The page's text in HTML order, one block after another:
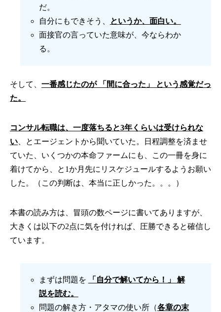
だ。
自分にもできそう、
というか、面白い。
面接官の言っていた意味が、今ならわか
る。
そして、 一番感じたのが 「間に合った」 という感覚だっ
た。
コンサル転職は、一度落ちると3年くらいは受けられな
い 、とエージェントから聞いていた。日程調整を済ませ
ていた、いくつかの本命ファームにも、この一冊を身に
着けてから、と1か月先にリスケジュールするようお願い
した。（この判断は、本当に正しかった。。。）
本書の読み方は、冒頭の数ページに書いてありますが、
大きくは以下の2点に気を付ければ、圧勝できると確信し
ています。
まずは問題を
「自分で解いてから！」 解
説を読む。
問題の解き方・アタマの使い所（各章の末